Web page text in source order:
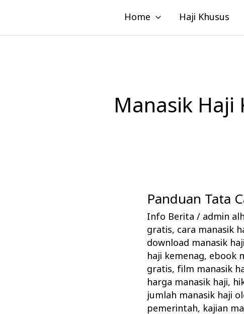
konten
Home Haji Khusus
Manasik Haji
Panduan Tata
Info Berita / admin
gratis, cara manasik
download manasik
haji kemenag, ebook
gratis, film manasik
harga manasik haji,
jumlah manasik haji
pemerintah, kajian
Panduan
Tata
Cara
Pelaksanaan
Manasik
Haji
Rasulullah